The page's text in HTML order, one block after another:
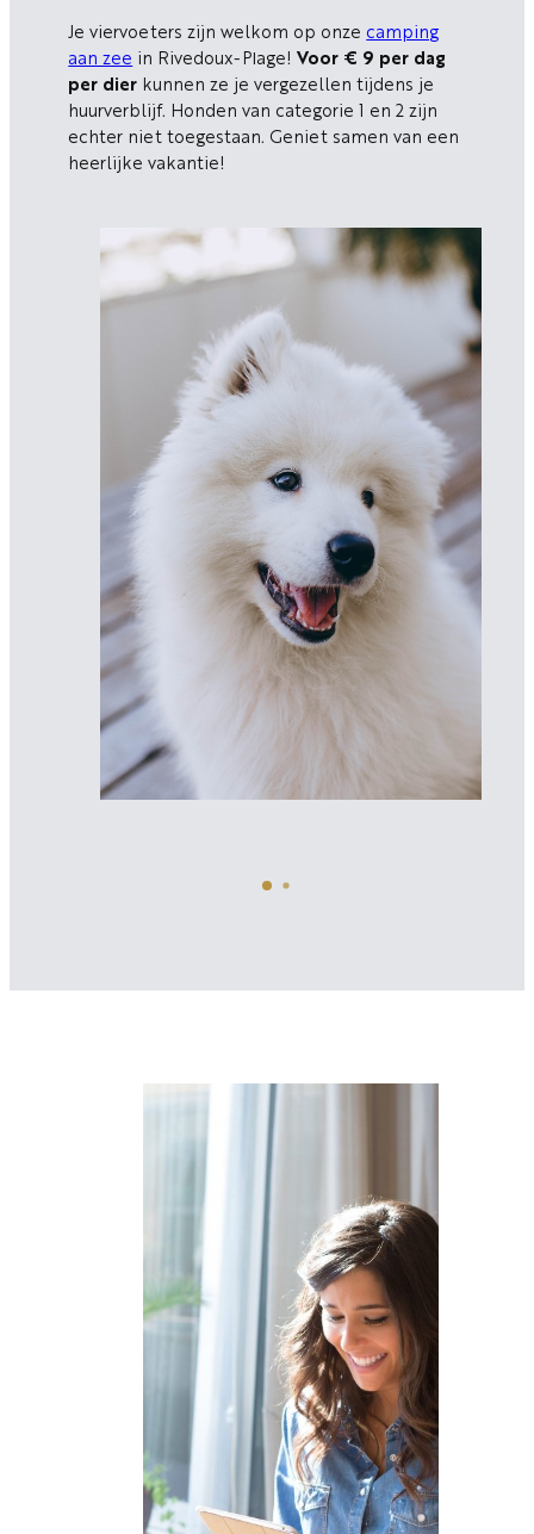
Je viervoeters zijn welkom op onze camping
aan zee in Rivedoux-Plage! Voor € 9 per dag
per dier kunnen ze je vergezellen tijdens je
huurverblijf. Honden van categorie 1 en 2 zijn
echter niet toegestaan. Geniet samen van een
heerlijke vakantie!